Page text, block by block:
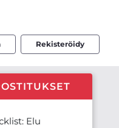
Rekisteröidy
Elu